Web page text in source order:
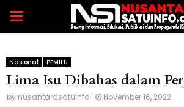
PRIMARY
Nasional PEMILU
Lima Isu Dibahas dalam
by nusantarasatuinfo November 16, 2022